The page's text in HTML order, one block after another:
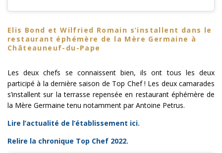
Elis Bond et Wilfried Romain s’installent dans le
restaurant éphémère de la Mère Germaine à
Châteauneuf-du-Pape
Les deux chefs se connaissent bien, ils ont tous les deux
participé à la dernière saison de Top Chef ! Les deux camarades
s’installent sur la terrasse repensée en restaurant éphémère de
la Mère Germaine tenu notamment par Antoine Petrus.
Lire l’actualité de l’établissement ici.
Relire la chronique Top Chef 2022.